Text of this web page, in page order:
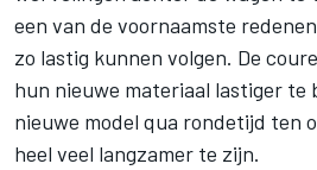
een van de voornaamste
zo lastig kunnen volgen. De
hun nieuwe materiaal lastiger te
nieuwe model qua rondetijd ten
heel veel langzamer te zijn.